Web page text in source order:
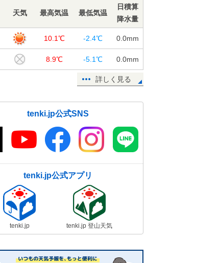
天気 最高気温 最低気温
日積算
降水量
10.1℃ -2.4℃ 0.0mm
8.9℃ -5.1℃ 0.0mm
詳しく見る
tenki.jp公式SNS
tenki.jp公式アプリ
tenki.jp tenki.jp 登山天気